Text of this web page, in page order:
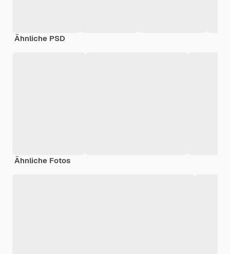
Ähnliche PSD
Ähnliche Fotos